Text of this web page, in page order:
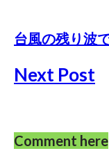
台風の残り波
Next Post
Comment here